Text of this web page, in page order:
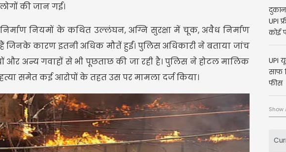
की जान गई।
नियमों के कथित उल्लंघन, अग्नि सुरक्षा में चूक, अवैध निर्माण
जिनके कारण इतनी अधिक मौतें हुईं। पुलिस अधिकारी ने बताया जांच
और अन्य गवाहों से भी पूछताछ की जा रही है। पुलिस ने होटल मालिक
समेत कई आरोपों के तहत उस पर मामला दर्ज किया।
UPI
कोई
UPI
साफ
फीस
Show